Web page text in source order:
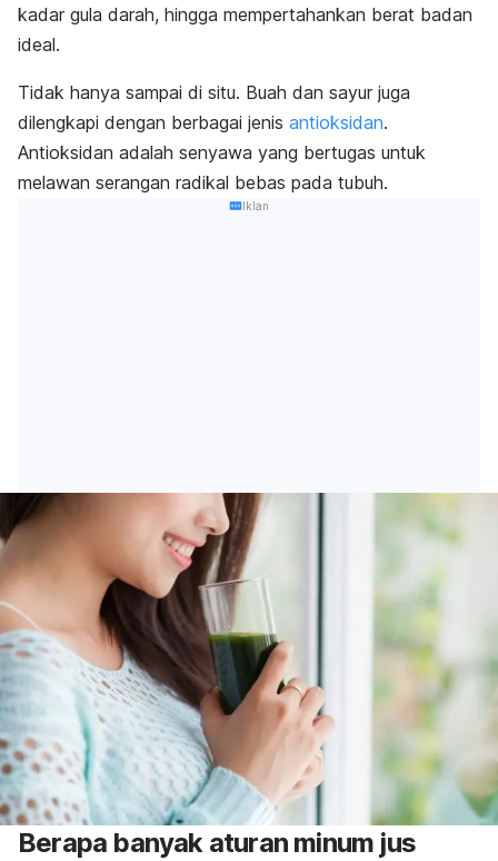
kadar gula darah, hingga mempertahankan berat badan
ideal.
Tidak hanya sampai di situ. Buah dan sayur juga
dilengkapi dengan berbagai jenis antioksidan.
Antioksidan adalah senyawa yang bertugas untuk
melawan serangan radikal bebas pada tubuh.
Iklan
Berapa banyak aturan minum jus